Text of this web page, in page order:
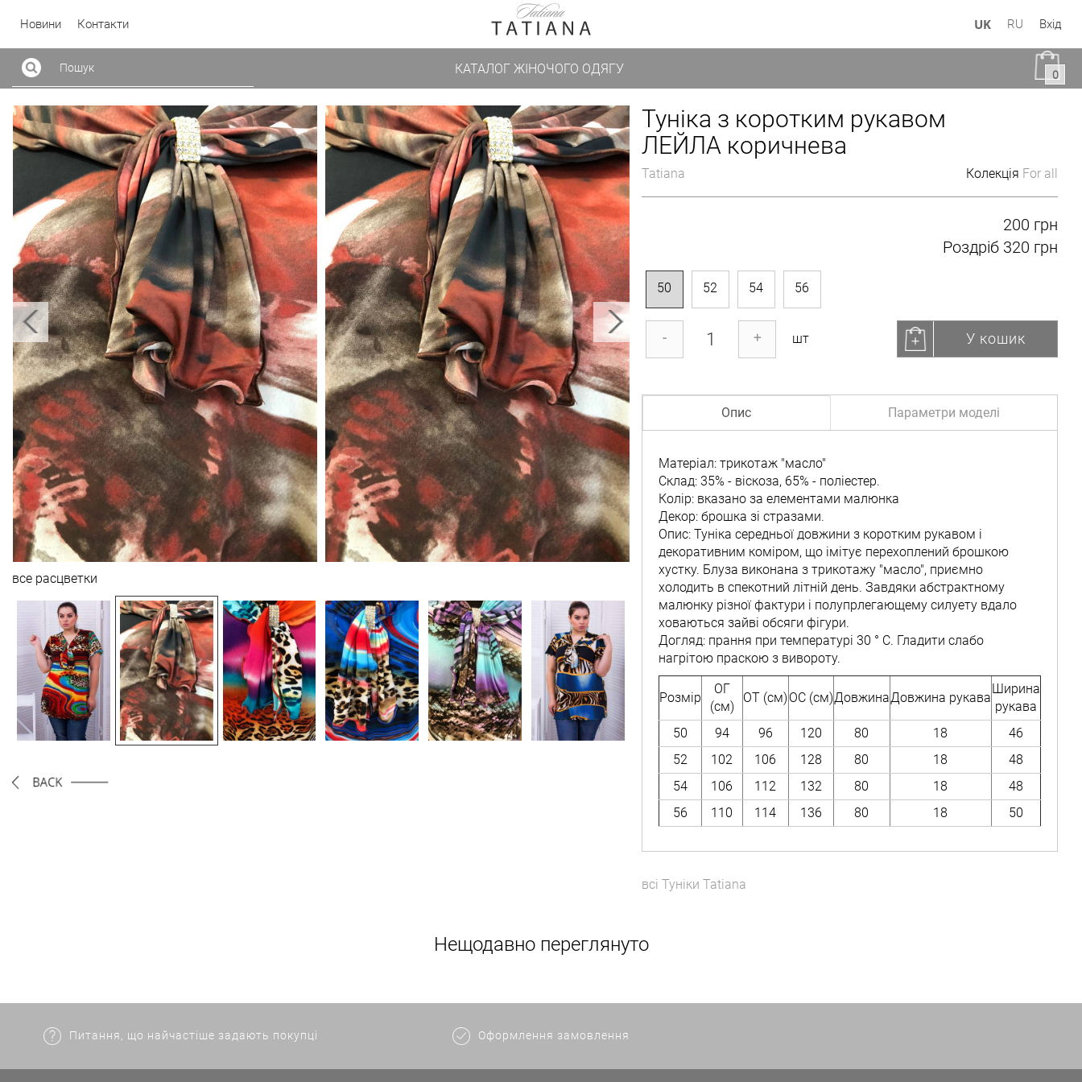
Новини Контакти UK RU Вхід
КАТАЛОГ ЖІНОЧОГО ОДЯГУ 0
все расцветки
Туніка з коротким рукавом
ЛЕЙЛА коричнева
Tatiana Колекція For all
200 грн
Роздріб 320 грн
50 52 54 56
- + шт У кошик
Опис Параметри моделі
Матеріал: трикотаж "масло"
Склад: 35% - віскоза, 65% - поліестер.
Колір: вказано за елементами малюнка
Декор: брошка зі стразами.
Опис: Туніка середньої довжини з коротким рукавом і
декоративним коміром, що імітує перехоплений брошкою
хустку. Блуза виконана з трикотажу "масло", приємно
холодить в спекотний літній день. Завдяки абстрактному
малюнку різної фактури і полупрлегающему силуету вдало
ховаються зайві обсяги фігури.
Догляд: прання при температурі 30 ° C. Гладити слабо
нагрітою праскою з вивороту.
Розмір
ОГ
(см)
ОТ (см) ОС (см)ДовжинаДовжина рукава
Ширина
рукава
50
94 96 120 80 18
46
52
102 106 128 80 18
48
54
106 112 132 80 18
48
56
110 114 136 80 18 50
всі Туніки Tatiana
Нещодавно переглянуто
Питання, що найчастіше задають покупці Оформлення замовлення